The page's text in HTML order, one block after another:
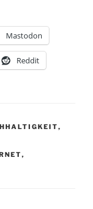
Mastodon
Reddit
,
,